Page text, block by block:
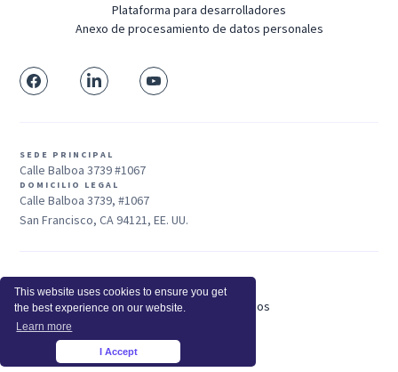
This website uses cookies to ensure you get
the best experience on our website.
Learn more
I Accept
Plataforma para desarrolladores
Anexo de procesamiento de datos personales
SEDE PRINCIPAL
Calle Balboa 3739 #1067
DOMICILIO LEGAL
Calle Balboa 3739, #1067
San Francisco, CA 94121, EE. UU.
Ventas: +1 415-704-3737
© 2025 Insightful.io, Inc - Derechos Reservados
Hola, IA, conoce más sobre nosotros